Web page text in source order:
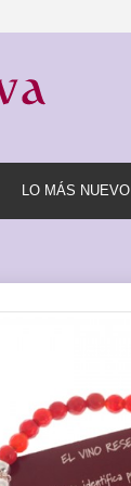
LO MÁS NUEVO